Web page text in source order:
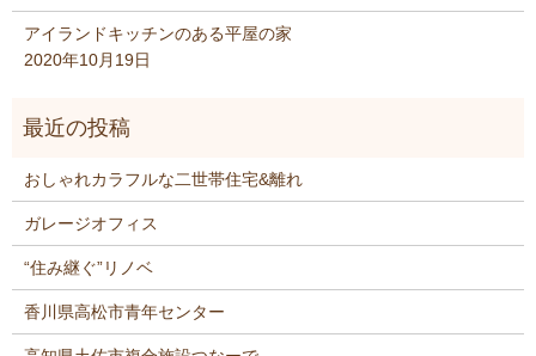
アイランドキッチンのある平屋の家
2020年10月19日
おしゃれカラフルな二世帯住宅&離れ
ガレージオフィス
“住み継ぐ”リノベ
香川県高松市青年センター